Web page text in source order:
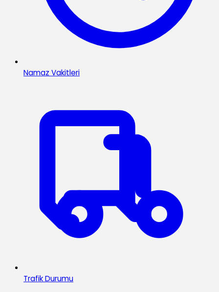
Namaz Vakitleri
Trafik Durumu